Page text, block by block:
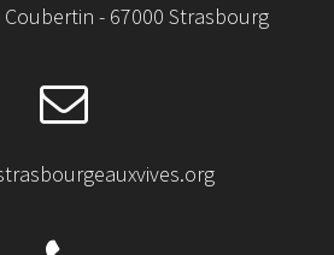
- 67000 Strasbourg